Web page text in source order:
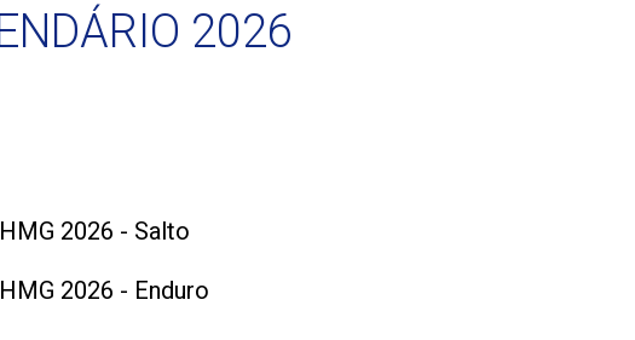
2026
2026 - Salto
2026 - Enduro